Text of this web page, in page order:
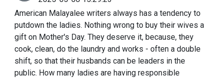
American Malayalee writers always has a tendency to
putdown the ladies. Nothing wrong to buy their wives a
gift on Mother's Day. They deserve it, because, they
cook, clean, do the laundry and works - often a double
shift, so that their husbands can be leaders in the
public. How many ladies are having responsible